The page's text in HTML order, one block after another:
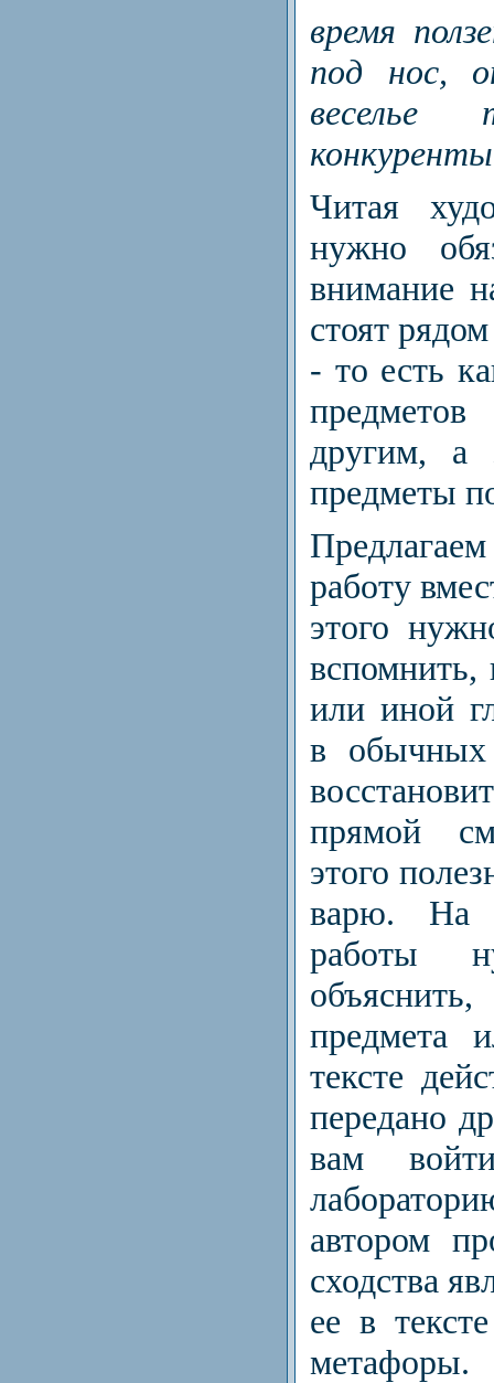
время
под нос,
Читая
нужно
внимание
стоят
- то есть
предметов
другим, а
предметы
работу
этого
вспомнить,
или иной
в обыч­ных
пря­мой
этого
варю. На
работы
предмета
тексте
передано
вам
автором
сходства
ее в
метафоры.